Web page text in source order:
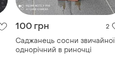
100 грн 2
Саджанець сосни звичайної
однорічний в риночці